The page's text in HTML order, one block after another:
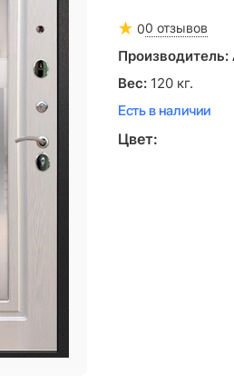
00 отзывов
Производитель:
Вес: 120 кг.
Есть в наличии
Цвет: